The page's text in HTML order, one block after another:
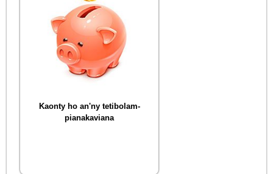
Kaonty ho an'ny tetibolam-
pianakaviana